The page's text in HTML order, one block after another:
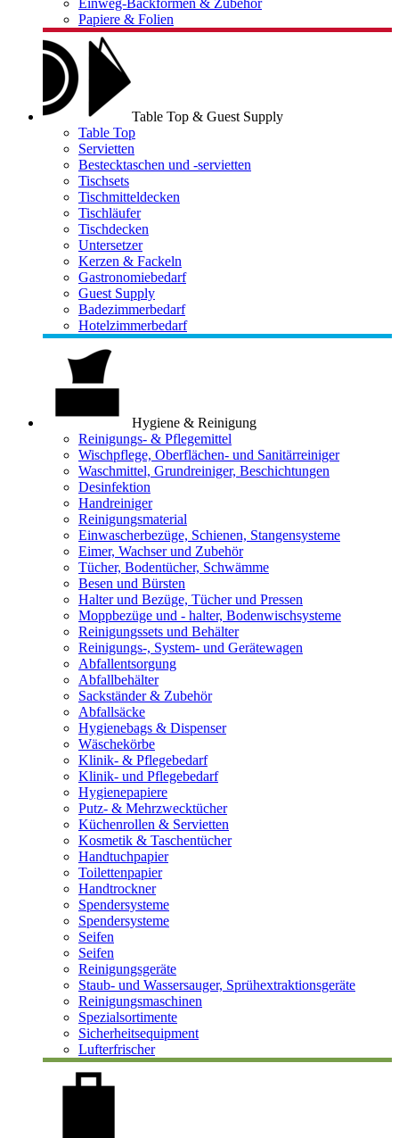
Einweg-Backformen & Zubehör
Papiere & Folien
Table Top & Guest Supply
Table Top
Servietten
Bestecktaschen und -servietten
Tischsets
Tischmitteldecken
Tischläufer
Tischdecken
Untersetzer
Kerzen & Fackeln
Gastronomiebedarf
Guest Supply
Badezimmerbedarf
Hotelzimmerbedarf
Hygiene & Reinigung
Reinigungs- & Pflegemittel
Wischpflege, Oberflächen- und Sanitärreiniger
Waschmittel, Grundreiniger, Beschichtungen
Desinfektion
Handreiniger
Reinigungsmaterial
Einwascherbezüge, Schienen, Stangensysteme
Eimer, Wachser und Zubehör
Tücher, Bodentücher, Schwämme
Besen und Bürsten
Halter und Bezüge, Tücher und Pressen
Moppbezüge und - halter, Bodenwischsysteme
Reinigungssets und Behälter
Reinigungs-, System- und Gerätewagen
Abfallentsorgung
Abfallbehälter
Sackständer & Zubehör
Abfallsäcke
Hygienebags & Dispenser
Wäschekörbe
Klinik- & Pflegebedarf
Klinik- und Pflegebedarf
Hygienepapiere
Putz- & Mehrzwecktücher
Küchenrollen & Servietten
Kosmetik & Taschentücher
Handtuchpapier
Toilettenpapier
Handtrockner
Spendersysteme
Spendersysteme
Seifen
Seifen
Reinigungsgeräte
Staub- und Wassersauger, Sprühextraktionsgeräte
Reinigungsmaschinen
Spezialsortimente
Sicherheitsequipment
Lufterfrischer